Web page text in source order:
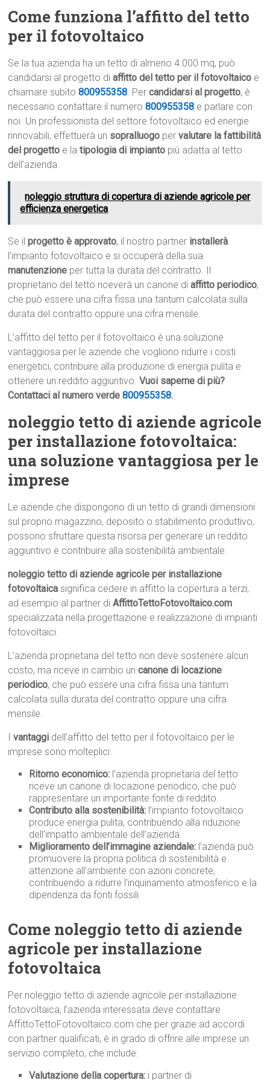
Come funziona l’affitto del tetto
per il fotovoltaico
Se la tua azienda ha un tetto di almeno 4.000 mq, può
candidarsi al progetto diaffitto del tetto per il fotovoltaico e
chiamare subito800955358. Percandidarsi al progetto, è
necessario contattare il numero800955358 e parlare con
noi. Un professionista del settore fotovoltaico ed energie
rinnovabili, effettuerà un sopralluogo pervalutare la fattibilità
del progetto e latipologia di impianto più adatta al tetto
dell’azienda.
noleggio struttura di copertura di aziende agricole per
efficienza energetica
Se ilprogetto è approvato, il nostro partner installerà
l’impianto fotovoltaico e si occuperà della sua
manutenzione per tutta la durata del contratto. Il
proprietario del tetto riceverà un canone diaffitto periodico,
che può essere una cifra fissa una tantum calcolata sulla
durata del contratto oppure una cifra mensile.
L’affitto del tetto per il fotovoltaico è una soluzione
vantaggiosa per le aziende che vogliono ridurre i costi
energetici, contribuire alla produzione di energia pulita e
ottenere un reddito aggiuntivo.Vuoi saperne di più?
Contattaci al numero verde800955358.
noleggio tetto di aziende agricole
per installazione fotovoltaica:
una soluzione vantaggiosa per le
imprese
Le aziende che dispongono di un tetto di grandi dimensioni
sul proprio magazzino, deposito o stabilimento produttivo,
possono sfruttare questa risorsa per generare un reddito
aggiuntivo e contribuire alla sostenibilità ambientale.
noleggio tetto di aziende agricole per installazione
fotovoltaica significa cedere in affitto la copertura a terzi,
ad esempio al partner diAffittoTettoFotovoltaico.com
specializzata nella progettazione e realizzazione di impianti
fotovoltaici.
L’azienda proprietaria del tetto non deve sostenere alcun
costo, ma riceve in cambio uncanone di locazione
periodico, che può essere una cifra fissa una tantum
calcolata sulla durata del contratto oppure una cifra
mensile.
Ivantaggi dell’affitto del tetto per il fotovoltaico per le
imprese sono molteplici:
Ritorno economico: l’azienda proprietaria del tetto
riceve un canone di locazione periodico, che può
rappresentare un importante fonte di reddito.
Contributo alla sostenibilità: l’impianto fotovoltaico
produce energia pulita, contribuendo alla riduzione
dell’impatto ambientale dell’azienda.
Miglioramento dell’immagine aziendale: l’azienda può
promuovere la propria politica di sostenibilità e
attenzione all’ambiente con azioni concrete,
contribuendo a ridurre l’inquinamento atmosferico e la
dipendenza da fonti fossili.
Come noleggio tetto di aziende
agricole per installazione
fotovoltaica
Per noleggio tetto di aziende agricole per installazione
fotovoltaica, l’azienda interessata deve contattare
AffittoTettoFotovoltaico.com che per grazie ad accordi
con partner qualificati, è in grado di offrire alle imprese un
servizio completo, che include:
Valutazione della copertura: i partner di